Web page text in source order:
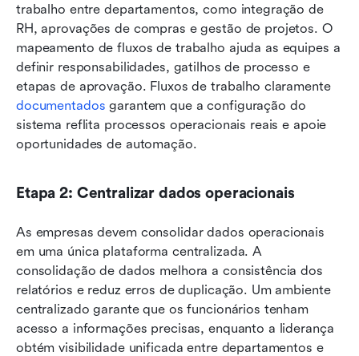
trabalho entre departamentos, como integração de
RH, aprovações de compras e gestão de projetos. O
mapeamento de fluxos de trabalho ajuda as equipes a
definir responsabilidades, gatilhos de processo e
etapas de aprovação. Fluxos de trabalho claramente
documentados garantem que a configuração do
sistema reflita processos operacionais reais e apoie
oportunidades de automação.
Etapa 2: Centralizar dados operacionais
As empresas devem consolidar dados operacionais
em uma única plataforma centralizada. A
consolidação de dados melhora a consistência dos
relatórios e reduz erros de duplicação. Um ambiente
centralizado garante que os funcionários tenham
acesso a informações precisas, enquanto a liderança
obtém visibilidade unificada entre departamentos e